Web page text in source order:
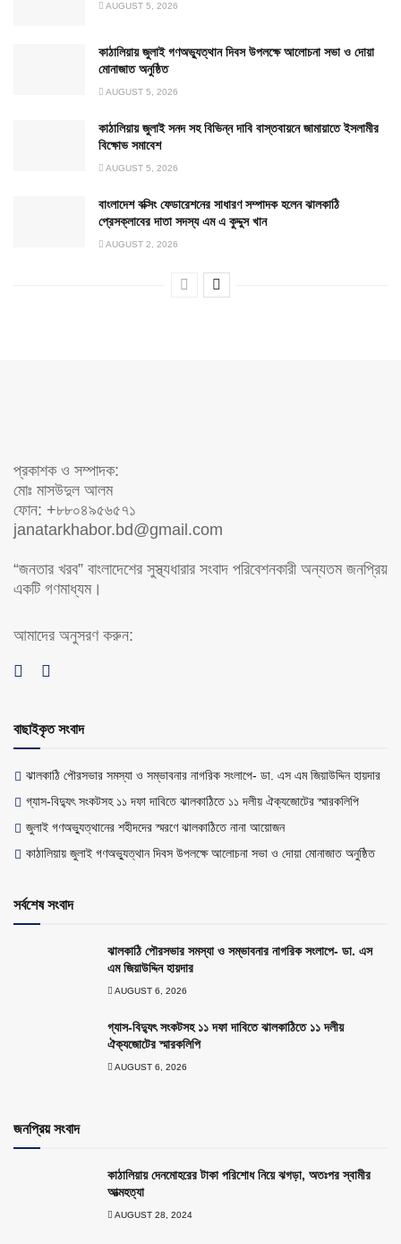
AUGUST 5, 2026
কাঠালিয়ায় জুলাই গণঅভ্যুত্থান দিবস উপলক্ষে আলোচনা সভা ও দোয়া
মোনাজাত অনুষ্ঠিত
AUGUST 5, 2026
কাঠালিয়ায় জুলাই সনদ সহ বিভিন্ন দাবি বাস্তবায়নে জামায়াতে ইসলামীর
বিক্ষোভ সমাবেশ
AUGUST 5, 2026
বাংলাদেশ বক্সিং ফেডারেশনের সাধারণ সম্পাদক হলেন ঝালকাঠি
প্রেসক্লাবের দাতা সদস্য এম এ কুদ্দুস খান
AUGUST 2, 2026
প্রকাশক ও সম্পাদক:
মোঃ মাসউদুল আলম
ফোন: +৮৮০৪৯৫৬৫৭১
janatarkhabor.bd@gmail.com
“জনতার খরব” বাংলাদেশের সুস্থ্যধারার সংবাদ পরিবেশনকারী অন্যতম জনপ্রিয়
একটি গণমাধ্যম।
আমাদের অনুসরণ করুন:
বাছাইকৃত সংবাদ
ঝালকাঠি পৌরসভার সমস্যা ও সম্ভাবনার নাগরিক সংলাপে- ডা. এস এম জিয়াউদ্দিন হায়দার
গ্যাস-বিদ্যুৎ সংকটসহ ১১ দফা দাবিতে ঝালকাঠিতে ১১ দলীয় ঐক্যজোটের স্মারকলিপি
জুলাই গণঅভ্যুত্থানের শহীদদের স্মরণে ঝালকাঠিতে নানা আয়োজন
কাঠালিয়ায় জুলাই গণঅভ্যুত্থান দিবস উপলক্ষে আলোচনা সভা ও দোয়া মোনাজাত অনুষ্ঠিত
সর্বশেষ সংবাদ
ঝালকাঠি পৌরসভার সমস্যা ও সম্ভাবনার নাগরিক সংলাপে- ডা. এস
এম জিয়াউদ্দিন হায়দার
AUGUST 6, 2026
গ্যাস-বিদ্যুৎ সংকটসহ ১১ দফা দাবিতে ঝালকাঠিতে ১১ দলীয়
ঐক্যজোটের স্মারকলিপি
AUGUST 6, 2026
জনপ্রিয় সংবাদ
কাঠালিয়ায় দেনমোহরের টাকা পরিশোধ নিয়ে ঝগড়া, অতঃপর স্বামীর
আত্মহত্যা
AUGUST 28, 2024